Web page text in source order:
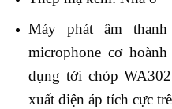
Máy phát âm
microphone cơ
dụng tới chóp
xuất điện áp tích cực